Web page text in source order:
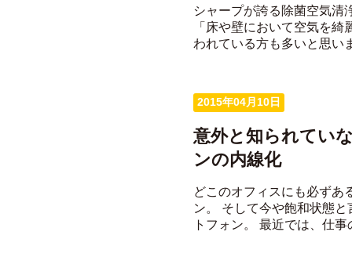
シャープが誇る除菌空気清
「床や壁において空気を
われている方も多いと思い
2015年04月10日
意外と知られてい
ンの内線化
どこのオフィスにも必ずあ
ン。 そして今や飽和状態
トフォン。 最近では、仕事